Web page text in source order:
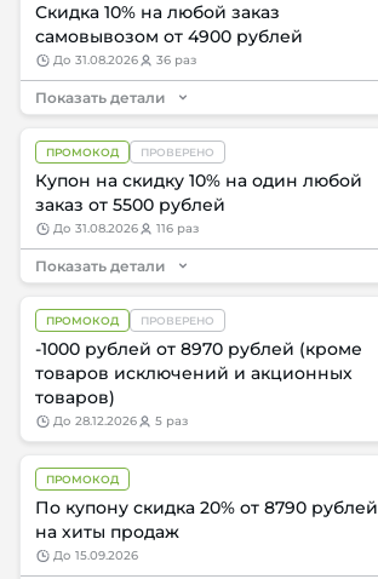
Скидка 10% на любой заказ
самовывозом от 4900 рублей
до 31.08.2026 36 раз
Показать детали
ПРОМОКОД ПРОВЕРЕНО
Купон на скидку 10% на один любой
заказ от 5500 рублей
до 31.08.2026 116 раз
Показать детали
ПРОМОКОД ПРОВЕРЕНО
-1000 рублей от 8970 рублей (кроме
товаров исключений и акционных
товаров)
до 28.12.2026 5 раз
ПРОМОКОД
По купону скидка 20% от 8790 рублей
на хиты продаж
до 15.09.2026